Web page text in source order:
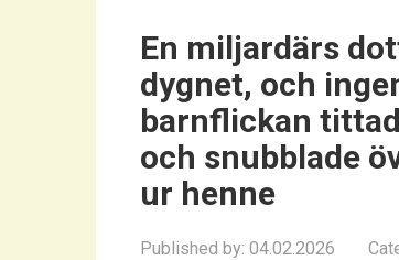
En miljardärs
dygnet, och
barnflickan
och snubblade
ur henne
Published by: 04.02.2026